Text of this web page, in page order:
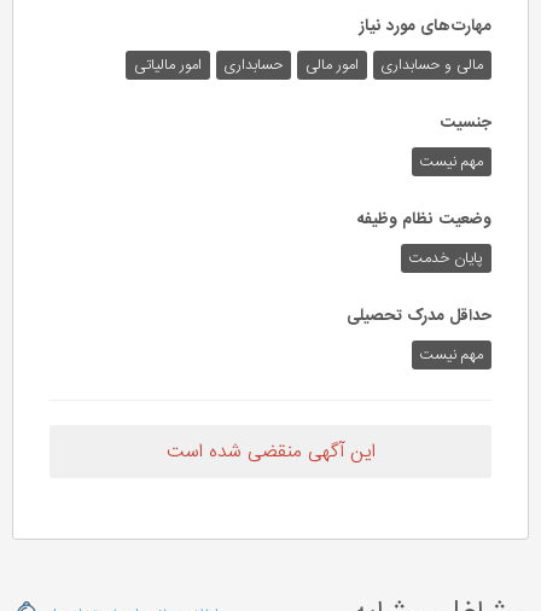
مهارت‌های مورد نیاز
مالی و حسابداری امور مالی حسابداری امور مالیاتی
جنسیت
مهم نیست
وضعیت نظام وظیفه
پایان خدمت
حداقل مدرک تحصیلی
مهم نیست
این آگهی منقضی شده است